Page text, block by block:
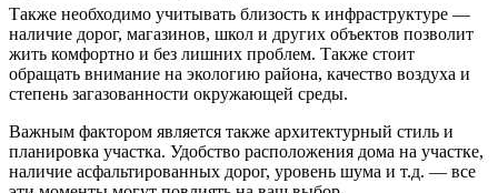
Также необходимо учитывать близость к инфраструктуре —
наличие дорог, магазинов, школ и других объектов позволит
жить комфортно и без лишних проблем. Также стоит
обращать внимание на экологию района, качество воздуха и
степень загазованности окружающей среды.
Важным фактором является также архитектурный стиль и
планировка участка. Удобство расположения дома на участке,
наличие асфальтированных дорог, уровень шума и т.д. — все